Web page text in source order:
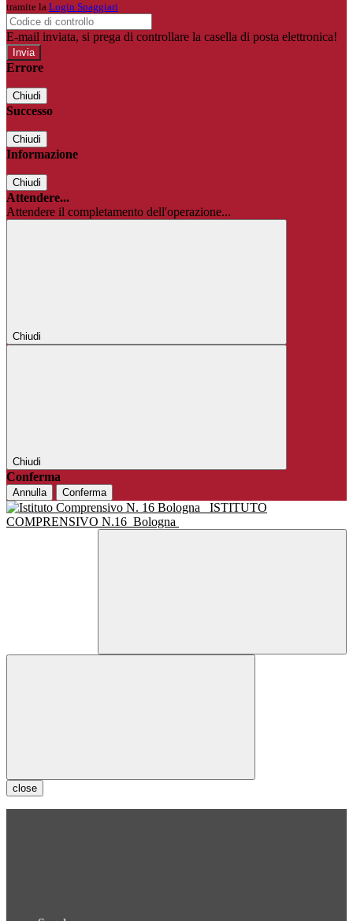
tramite la Login Spaggiari
E-mail inviata, si prega di controllare la casella di posta elettronica!
Errore
Chiudi
Successo
Chiudi
Informazione
Chiudi
Attendere...
Attendere il completamento dell'operazione...
Chiudi
Chiudi
Conferma
Annulla Conferma
ISTITUTO
COMPRENSIVO N.16 Bologna
close